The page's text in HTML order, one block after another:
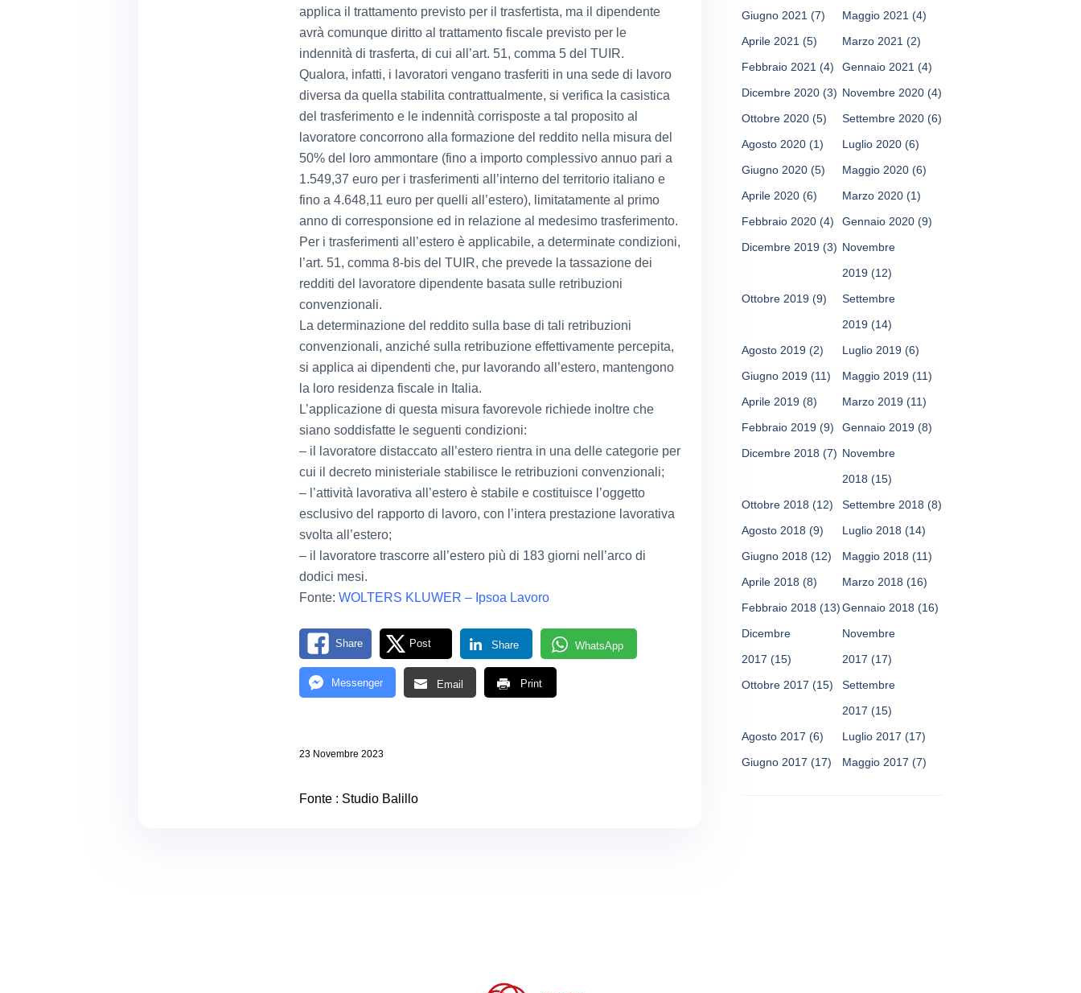
applica il trattamento previsto per il trasfertista, ma il dipendente
avrà comunque diritto al trattamento fiscale previsto per le
indennità di trasferta, di cui all’art. 51, comma 5 del TUIR.
Qualora, infatti, i lavoratori vengano trasferiti in una sede di lavoro
diversa da quella stabilita contrattualmente, si verifica la casistica
del trasferimento e le indennità corrisposte a tal proposito al
lavoratore concorrono alla formazione del reddito nella misura del
50% del loro ammontare (fino a importo complessivo annuo pari a
1.549,37 euro per i trasferimenti all’interno del territorio italiano e
fino a 4.648,11 euro per quelli all’estero), limitatamente al primo
anno di corresponsione ed in relazione al medesimo trasferimento.
Per i trasferimenti all’estero è applicabile, a determinate condizioni,
l’art. 51, comma 8-bis del TUIR, che prevede la tassazione dei
redditi del lavoratore dipendente basata sulle retribuzioni
convenzionali.
La determinazione del reddito sulla base di tali retribuzioni
convenzionali, anziché sulla retribuzione effettivamente percepita,
si applica ai dipendenti che, pur lavorando all’estero, mantengono
la loro residenza fiscale in Italia.
L’applicazione di questa misura favorevole richiede inoltre che
siano soddisfatte le seguenti condizioni:
– il lavoratore distaccato all’estero rientra in una delle categorie per
cui il decreto ministeriale stabilisce le retribuzioni convenzionali;
– l’attività lavorativa all’estero è stabile e costituisce l’oggetto
esclusivo del rapporto di lavoro, con l’intera prestazione lavorativa
svolta all’estero;
– il lavoratore trascorre all’estero più di 183 giorni nell’arco di
dodici mesi.
Fonte: WOLTERS KLUWER – Ipsoa Lavoro
Share Post Share WhatsApp
Messenger Email Print
23 Novembre 2023
Fonte : Studio Balillo
Giugno 2021 (7) Maggio 2021 (4)
Aprile 2021 (5) Marzo 2021 (2)
Febbraio 2021 (4) Gennaio 2021 (4)
Dicembre 2020 (3) Novembre 2020 (4)
Ottobre 2020 (5) Settembre 2020 (6)
Agosto 2020 (1) Luglio 2020 (6)
Giugno 2020 (5) Maggio 2020 (6)
Aprile 2020 (6) Marzo 2020 (1)
Febbraio 2020 (4) Gennaio 2020 (9)
Dicembre 2019 (3) Novembre
2019 (12)
Ottobre 2019 (9)
Settembre
2019 (14)
Agosto 2019 (2) Luglio 2019 (6)
Giugno 2019 (11) Maggio 2019 (11)
Aprile 2019 (8) Marzo 2019 (11)
Febbraio 2019 (9) Gennaio 2019 (8)
Dicembre 2018 (7) Novembre
2018 (15)
Ottobre 2018 (12) Settembre 2018 (8)
Agosto 2018 (9) Luglio 2018 (14)
Giugno 2018 (12) Maggio 2018 (11)
Aprile 2018 (8) Marzo 2018 (16)
Febbraio 2018 (13)Gennaio 2018 (16)
Dicembre
2017 (15)
Novembre
2017 (17)
Ottobre 2017 (15)
Settembre
2017 (15)
Agosto 2017 (6) Luglio 2017 (17)
Giugno 2017 (17) Maggio 2017 (7)